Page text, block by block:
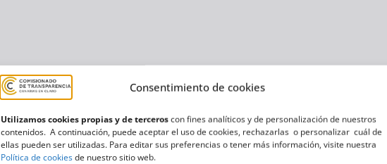
Consentimiento de cookies
Utilizamos cookies propias y de terceroscon fines analíticos y de personalización de nuestros
contenidos. A continuación, puede aceptar el uso de cookies, rechazarlas o personalizar cuál de
ellas pueden ser utilizadas. Para editar sus preferencias o tener más información, visite nuestra
Política de cookiesde nuestro sitio web.